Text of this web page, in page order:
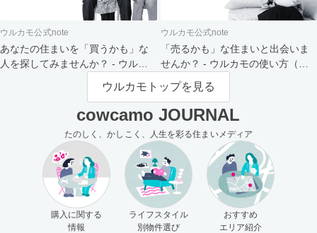
ウルカモ公式note
あなたの住まいを「買うかも」な
人を探してみませんか？ - ウルカ
ウルカモ公式note
「売るかも」な住まいと出会いま
せんか？ - ウルカモの使い方（買
主さま向け）
ウルカモトップを見る
cowcamo JOURNAL
たのしく、かしこく、人生を彩る住まいメディア
購入に関する
情報
ライフスタイル
別物件選び
おすすめ
エリア紹介